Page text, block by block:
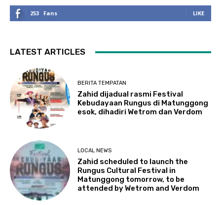
253 Fans LIKE
LATEST ARTICLES
BERITA TEMPATAN
Zahid dijadual rasmi Festival
Kebudayaan Rungus di Matunggong
esok, dihadiri Wetrom dan Verdom
LOCAL NEWS
Zahid scheduled to launch the
Rungus Cultural Festival in
Matunggong tomorrow, to be
attended by Wetrom and Verdom